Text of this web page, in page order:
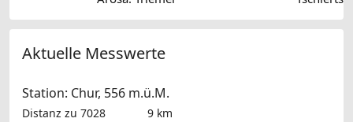
Aktuelle Messwerte
Station: Chur, 556 m.ü.M.
Distanz zu 7028
9 km